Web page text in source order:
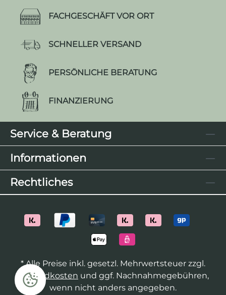
FACHGESCHÄFT VOR ORT
SCHNELLER VERSAND
PERSÖNLICHE BERATUNG
FINANZIERUNG
Service & Beratung
Informationen
Rechtliches
* Alle Preise inkl. gesetzl. Mehrwertsteuer zzgl.
Versandkosten und ggf. Nachnahmegebühren,
wenn nicht anders angegeben.